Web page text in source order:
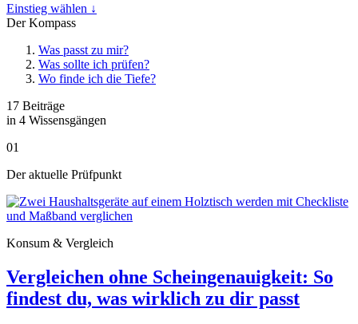
Einstieg wählen ↓
Der Kompass
Was passt zu mir?
Was sollte ich prüfen?
Wo finde ich die Tiefe?
17 Beiträge
in 4 Wissensgängen
01
Der aktuelle Prüfpunkt
Konsum & Vergleich
Vergleichen ohne Scheingenauigkeit: So
findest du, was wirklich zu dir passt